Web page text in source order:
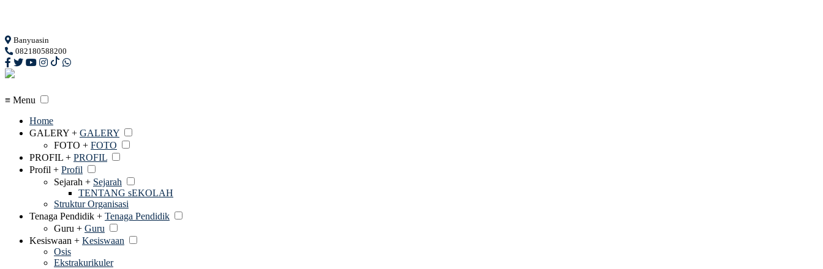
Banyuasin
082180588200
≡ Menu
Home
GALERY + GALERY
FOTO + FOTO
PROFIL + PROFIL
Profil + Profil
Sejarah + Sejarah
TENTANG sEKOLAH
Struktur Organisasi
Tenaga Pendidik + Tenaga Pendidik
Guru + Guru
Kesiswaan + Kesiswaan
Osis
Ekstrakurikuler